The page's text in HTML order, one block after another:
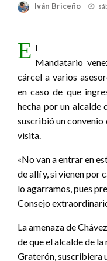
Iván Briceño
E l
Mandatario
cárcel a varios
en caso de que
hecha por un alcalde
suscribió un convenio
visita.
«No van a entrar en
de allí y, si vienen por
lo agarramos, pues
Consejo
La amenaza de
de que el alcalde de
Graterón, suscribiera